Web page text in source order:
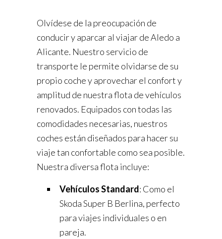
Olvídese de la preocupación de
conducir y aparcar al viajar de Aledo a
Alicante. Nuestro servicio de
transporte le permite olvidarse de su
propio coche y aprovechar el confort y
amplitud de nuestra flota de vehículos
renovados. Equipados con todas las
comodidades necesarias, nuestros
coches están diseñados para hacer su
viaje tan confortable como sea posible.
Nuestra diversa flota incluye:
Vehículos Standard: Como el
Skoda Super B Berlina, perfecto
para viajes individuales o en
pareja.